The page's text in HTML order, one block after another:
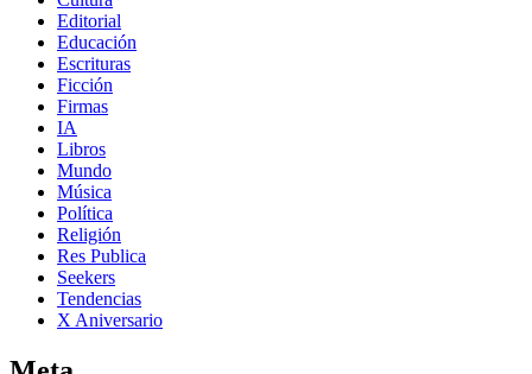
Editorial
Educación
Escrituras
Ficción
Firmas
IA
Libros
Mundo
Música
Política
Religión
Res Publica
Seekers
Tendencias
X Aniversario